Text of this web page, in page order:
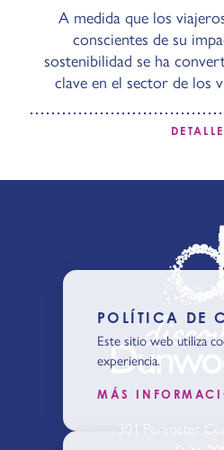
A medida que los
conscientes de su
sostenibilidad se ha
clave en el sector de los
301 Perimeter
POLÍTICA DE
Este sitio web utiliza
experiencia.
MÁS